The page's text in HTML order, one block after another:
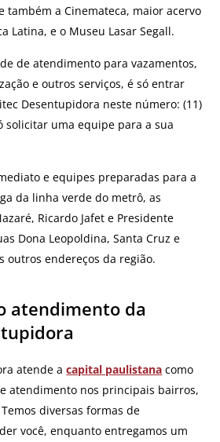
também a Cinemateca, maior acervo
Latina, e o Museu Lasar Segall.
de atendimento para vazamentos,
e outros serviços, é só entrar
Desentupidora neste número: (11)
solicitar uma equipe para a sua
e equipes preparadas para a
da linha verde do metrô, as
Ricardo Jafet e Presidente
Dona Leopoldina, Santa Cruz e
outros endereços da região.
atendimento da
atende acapital paulistana como
atendimento nos principais bairros,
diversas formas de
você, enquanto entregamos um